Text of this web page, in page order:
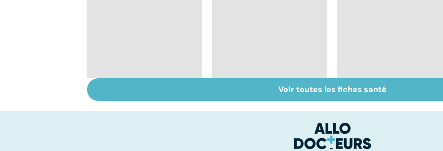
les papillomavirus
Le saturnisme : une
intoxication au
Faire du sport à
domicile, c'est facile
Voir toutes les fiches santé